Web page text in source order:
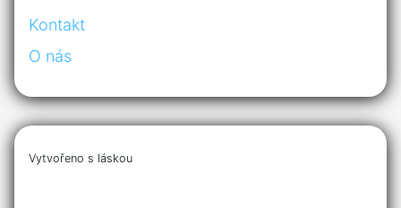
Kontakt
O nás
Vytvořeno s láskou